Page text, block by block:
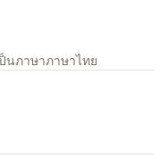
นภาษาภาษาไทย